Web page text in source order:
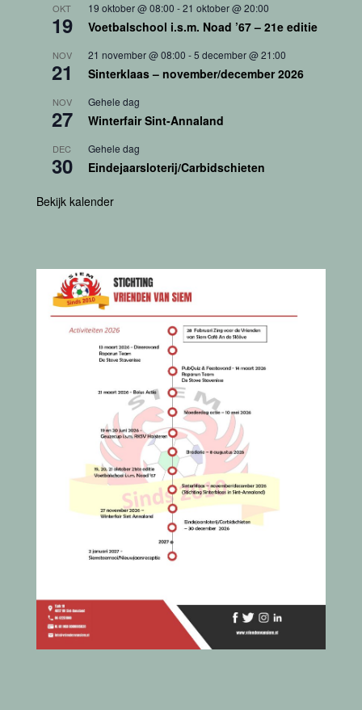
OKT
19
19 oktober @ 08:00 -21 oktober @ 20:00
Voetbalschool i.s.m. Noad ’67 – 21e editie
NOV
21
21 november @ 08:00 -5 december @ 21:00
Sinterklaas – november/december 2026
NOV
27
Gehele dag
Winterfair Sint-Annaland
DEC
30
Gehele dag
Eindejaarsloterij/Carbidschieten
Bekijk kalender